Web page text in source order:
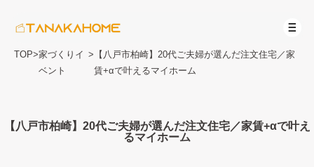
TOP>家づくりイ
ベント
> 【八戸市柏崎】20代ご夫婦が選んだ注文住宅／家
賃+αで叶えるマイホーム
【八戸市柏崎】20代ご夫婦が選んだ注文住宅／家賃+αで叶え
るマイホーム